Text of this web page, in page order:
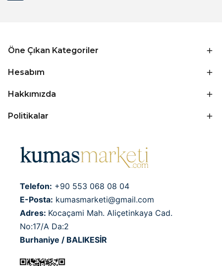
Öne Çıkan Kategoriler
Hesabım
Hakkımızda
Politikalar
Telefon: +90 553 068 08 04
E-Posta: kumasmarketi@gmail.com
Adres: Kocaçami Mah. Aliçetinkaya Cad.
No:17/A Da:2
Burhaniye / BALIKESİR